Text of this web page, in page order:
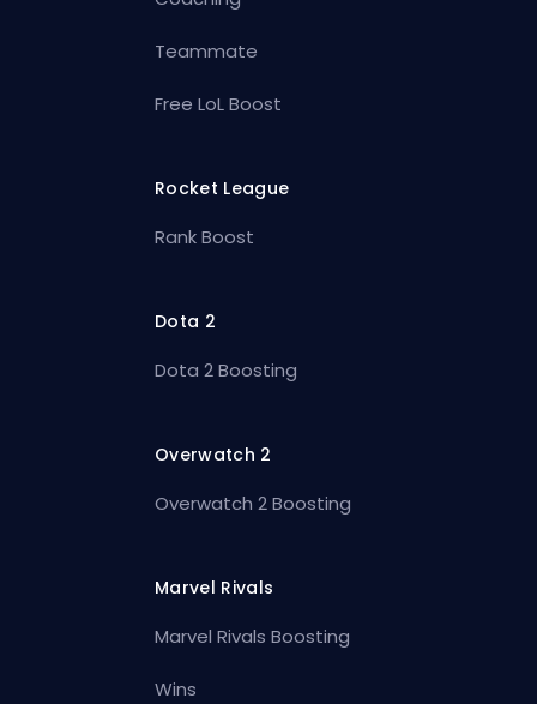
Teammate
Free LoL Boost
Rocket League
Rank Boost
Dota 2
Dota 2 Boosting
Overwatch 2
Overwatch 2 Boosting
Marvel Rivals
Marvel Rivals Boosting
Wins